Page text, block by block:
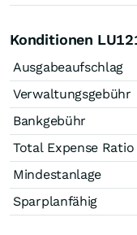
Konditionen
Ausgabeaufschlag
Verwaltungsgebühr
Bankgebühr
Total Expense Ratio
Mindestanlage
Sparplanfähig